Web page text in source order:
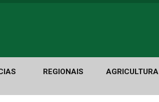
REGIONAIS AGRICULTURA